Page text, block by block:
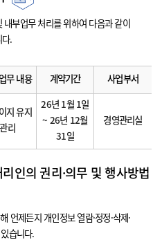
부업무 처리를 위하여 다음과 같이
다.
무 내용 계약기간 사업부서
지 유지
관리
26년 1월 1일
~ 26년 12월
31일
경영관리실
인의 권리·의무 및 행사방법
언제든지 개인정보 열람·정정·삭제·
습니다.